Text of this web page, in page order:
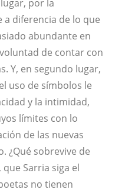
por la
diferencia de lo que
abundante en
de contar con
Y, en segundo lugar,
uso de símbolos le
y la intimidad,
límites con lo
de las nuevas
¿Qué sobrevive de
Sarria siga el
no tienen